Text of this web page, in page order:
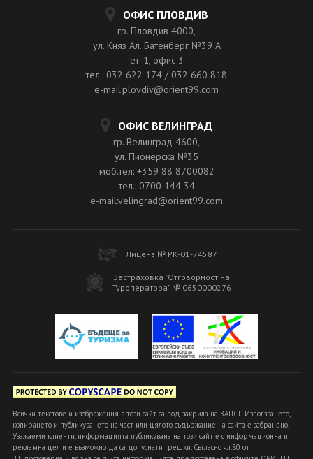
ОФИС ПЛОВДИВ
гр. Пловдив 4000,
ул. Княз Ал. Батенберг №39 A
ет. 1, офис 3
тел.: 032 622 174 / 032 660 818
e-mail:plovdiv@orient99.com
ОФИС ВЕЛИНГРАД
гр. Велинград 4600,
ул. Пионерска №35
моб.тел: +359 88 8700082
тел.: 0700 144 34
e-mail:velingrad@orient99.com
Лиценз № РК-01-74587
Застраховка "Отговорност на
Туроператора" № 0650000276
Всички текстове и изображения в този сайт са под закрила на ЗАПСП.Използването,
копирането и публикуването на част или цялото съдържание на сайта е забранено.
Уважаеми клиенти, информацията публикувана на този сайт е с информационна и
рекламна цел и е възможно да са допуснати грешки. Съгласно чл.80 от